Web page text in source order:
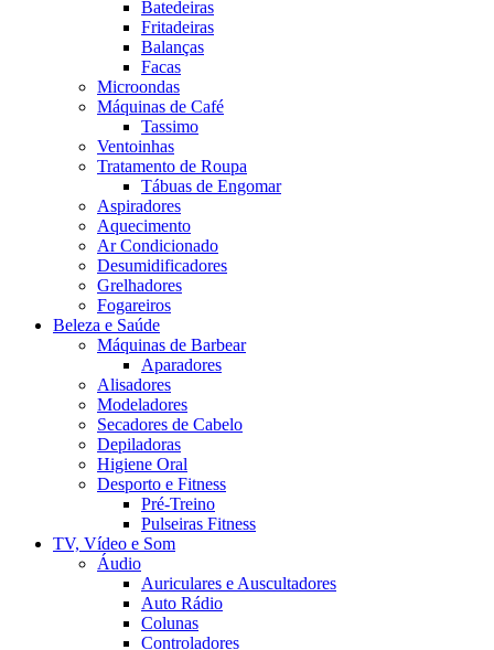
Batedeiras
Fritadeiras
Balanças
Facas
Microondas
Máquinas de Café
Tassimo
Ventoinhas
Tratamento de Roupa
Tábuas de Engomar
Aspiradores
Aquecimento
Ar Condicionado
Desumidificadores
Grelhadores
Fogareiros
Beleza e Saúde
Máquinas de Barbear
Aparadores
Alisadores
Modeladores
Secadores de Cabelo
Depiladoras
Higiene Oral
Desporto e Fitness
Pré-Treino
Pulseiras Fitness
TV, Vídeo e Som
Áudio
Auriculares e Auscultadores
Auto Rádio
Colunas
Controladores